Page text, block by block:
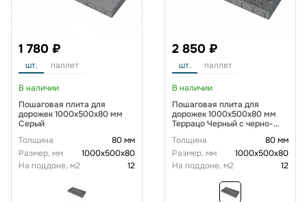
1 780 ₽
шт. паллет
В наличии
Пошаговая плита для
дорожек 1000х500х80 мм
Серый
Толщина
80 мм
Размер, мм
1000x500x80
На поддоне, м2
12
2 850 ₽
шт. паллет
В наличии
Пошаговая плита для
дорожек 1000х500х80 мм
Террацо Черный с черно-
Толщина
80 мм
Размер, мм
1000x500x80
На поддоне, м2
12